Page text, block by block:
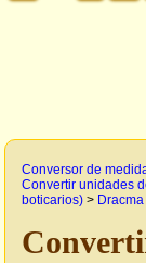
Conversor de
Convertir unidades
boticarios) > Dracma